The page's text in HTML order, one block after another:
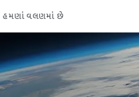
હમણાં વલણમાં છે